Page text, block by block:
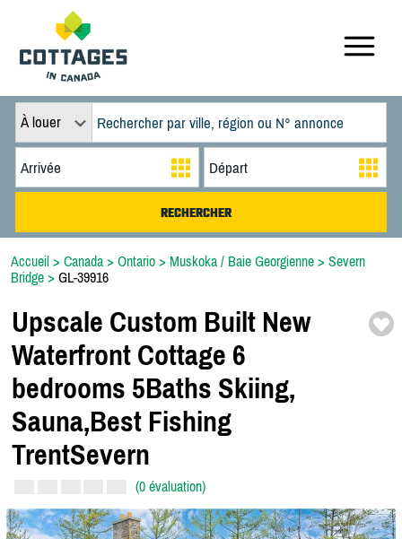
À louer
Accueil > Canada > Ontario > Muskoka / Baie Georgienne > Severn
Bridge > GL-39916
Upscale Custom Built New
Waterfront Cottage 6
bedrooms 5Baths Skiing,
Sauna,Best Fishing
TrentSevern
(0 évaluation)